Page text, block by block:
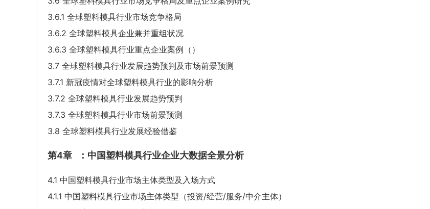
3.6.1 全球塑料模具行业市场竞争格局
3.6.2 全球塑料模具企业兼并重组状况
3.6.3 全球塑料模具行业重点企业案例（）
3.7 全球塑料模具行业发展趋势预判及市场前景预测
3.7.1 新冠疫情对全球塑料模具行业的影响分析
3.7.2 全球塑料模具行业发展趋势预判
3.7.3 全球塑料模具行业市场前景预测
3.8 全球塑料模具行业发展经验借鉴
第4章 ：中国塑料模具行业企业大数据全景分析
4.1 中国塑料模具行业市场主体类型及入场方式
4.1.1 中国塑料模具行业市场主体类型（投资/经营/服务/中介主体）